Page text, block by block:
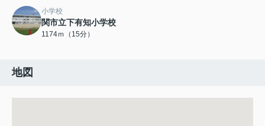
小学校
関市立下有知小学校
1174ｍ（15分）
地図